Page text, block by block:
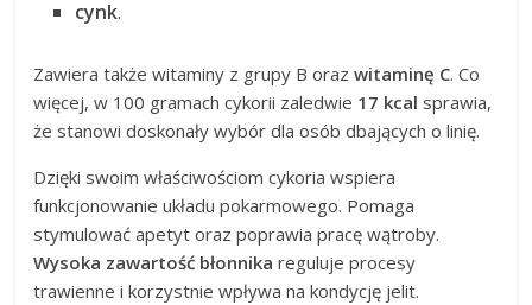
cynk.
Zawiera także witaminy z grupy B orazwitaminę C. Co
więcej, w 100 gramach cykorii zaledwie 17 kcal sprawia,
że stanowi doskonały wybór dla osób dbających o linię.
Dzięki swoim właściwościom cykoria wspiera
funkcjonowanie układu pokarmowego. Pomaga
stymulować apetyt oraz poprawia pracę wątroby.
Wysoka zawartość błonnika reguluje procesy
trawienne i korzystnie wpływa na kondycję jelit.